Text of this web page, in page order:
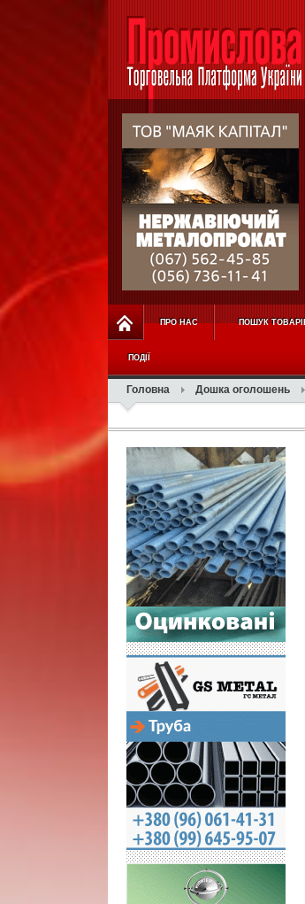
ПРО НАС ПОШУК
ПОДІЇ
Головна Дошка оголошень